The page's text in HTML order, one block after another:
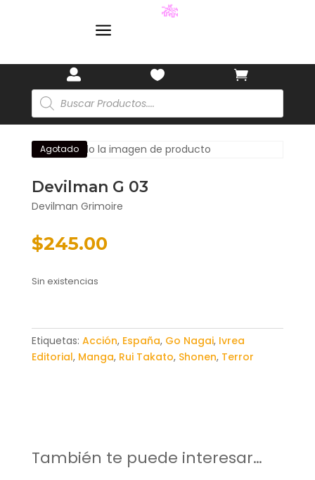
a
 

Búsqueda
de
productos
Agotado
Devilman G 03
Devilman Grimoire
$245.00
Sin existencias
Etiquetas: Acción, España, Go Nagai, Ivrea
Editorial, Manga, Rui Takato, Shonen, Terror
También te puede interesar…